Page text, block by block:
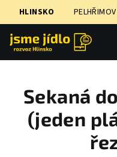
HLINSKO PELHŘIMOV
Sekaná
(jeden